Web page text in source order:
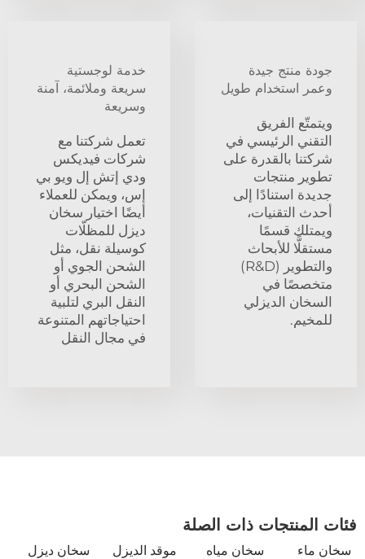
جودة منتج جيدة
وعمر استخدام طويل
ويتمتّع الفريق
التقني الرئيسي في
شركتنا بالقدرة على
تطوير منتجات
جديدة استنادًا إلى
أحدث التقنيات،
ويمتلك قسمًا
مستقلًّا للأبحاث
والتطوير (R&D)
متخصصًا في
السخان الديزلي
للمخيم.
خدمة لوجستية
سريعة وملائمة، آمنة
وسريعة
تعمل شركتنا مع
شركات فيديكس
ودي إتش إل ويو بي
إس، ويمكن للعملاء
أيضًا اختيار سخان
ديزل للمظلّات
كوسيلة نقل، مثل
الشحن الجوي أو
الشحن البحري أو
النقل البري لتلبية
احتياجاتهم المتنوعة
في مجال النقل
فئات المنتجات ذات الصلة
سخان ماء
سخان مياه
موقد الديزل
سخان ديزل